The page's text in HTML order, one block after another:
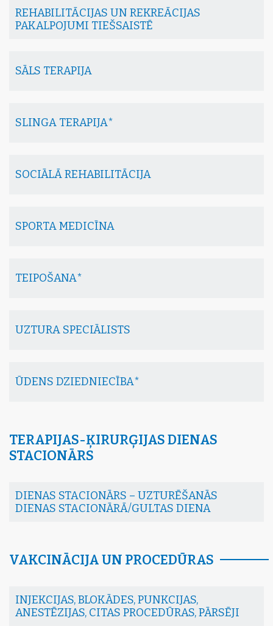
REHABILITĀCIJAS UN REKREĀCIJAS
PAKALPOJUMI TIEŠSAISTĒ
SĀLS TERAPIJA
SLINGA TERAPIJA*
SOCIĀLĀ REHABILITĀCIJA
SPORTA MEDICĪNA
TEIPOŠANA*
UZTURA SPECIĀLISTS
ŪDENS DZIEDNIECĪBA*
TERAPIJAS-ĶIRURĢIJAS DIENAS
STACIONĀRS
DIENAS STACIONĀRS – UZTURĒŠANĀS
DIENAS STACIONĀRĀ/GULTAS DIENA
VAKCINĀCIJA UN PROCEDŪRAS
INJEKCIJAS, BLOKĀDES, PUNKCIJAS,
ANESTĒZIJAS, CITAS PROCEDŪRAS, PĀRSĒJI